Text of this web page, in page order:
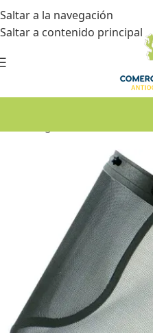
Saltar a la navegación
Saltar a contenido principal